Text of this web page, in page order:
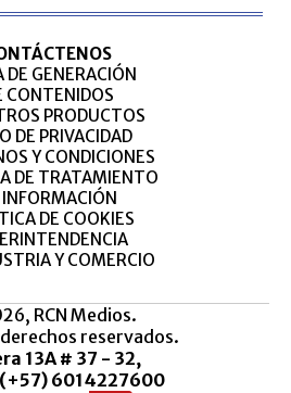
DE GENERACIÓN
CONTENIDOS
PRODUCTOS
DE PRIVACIDAD
Y CONDICIONES
DE TRATAMIENTO
INFORMACIÓN
DE COOKIES
Y COMERCIO
RCN Medios.
reservados.
13A # 37 - 32,
6014227600